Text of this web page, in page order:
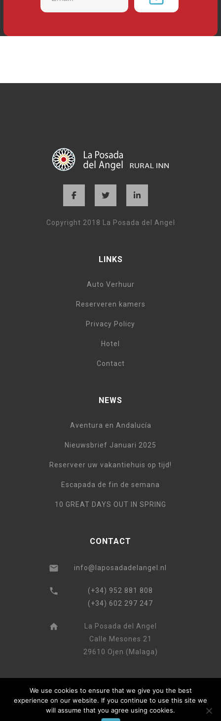
Copyright 2018 La Posada del Angel
LINKS
Auto Verhuur
Reserveren kamers
Privacy Policy
Hotel
Contact
NEWS
Aventura en Andalucía
Nieuwsbrief Januari 2025
Reserveer uw vakantiehuis op tijd!
Escapada de fin de semana
10 GREAT DAYS OUT IN SPRING
CONTACT
info@laposadadelangel.nl
(+34) 952 881 808
(+34) 602 297 247
La Posada del Angel
Calle Mesones 21
29610 Ojen (Malaga)
We use cookies to ensure that we give you the best
experience on our website. If you continue to use this site we
will assume that you agree using cookies.